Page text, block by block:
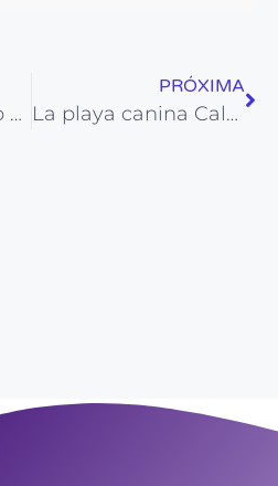
Las Calas del Cabo de la Huerta: Senderismo, paisajes y rutas
PRÓXIMA
La playa canina Cala Mosca: Practica senderismo junto a tu mascota